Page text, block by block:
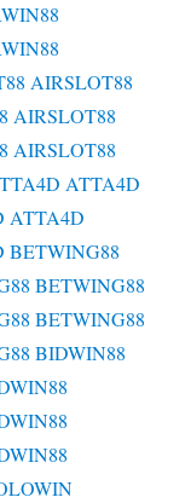
AIRSLOT88
AIRSLOT88
AIRSLOT88
ATTA4D
ATTA4D
BETWING88
BETWING88
BETWING88
BIDWIN88